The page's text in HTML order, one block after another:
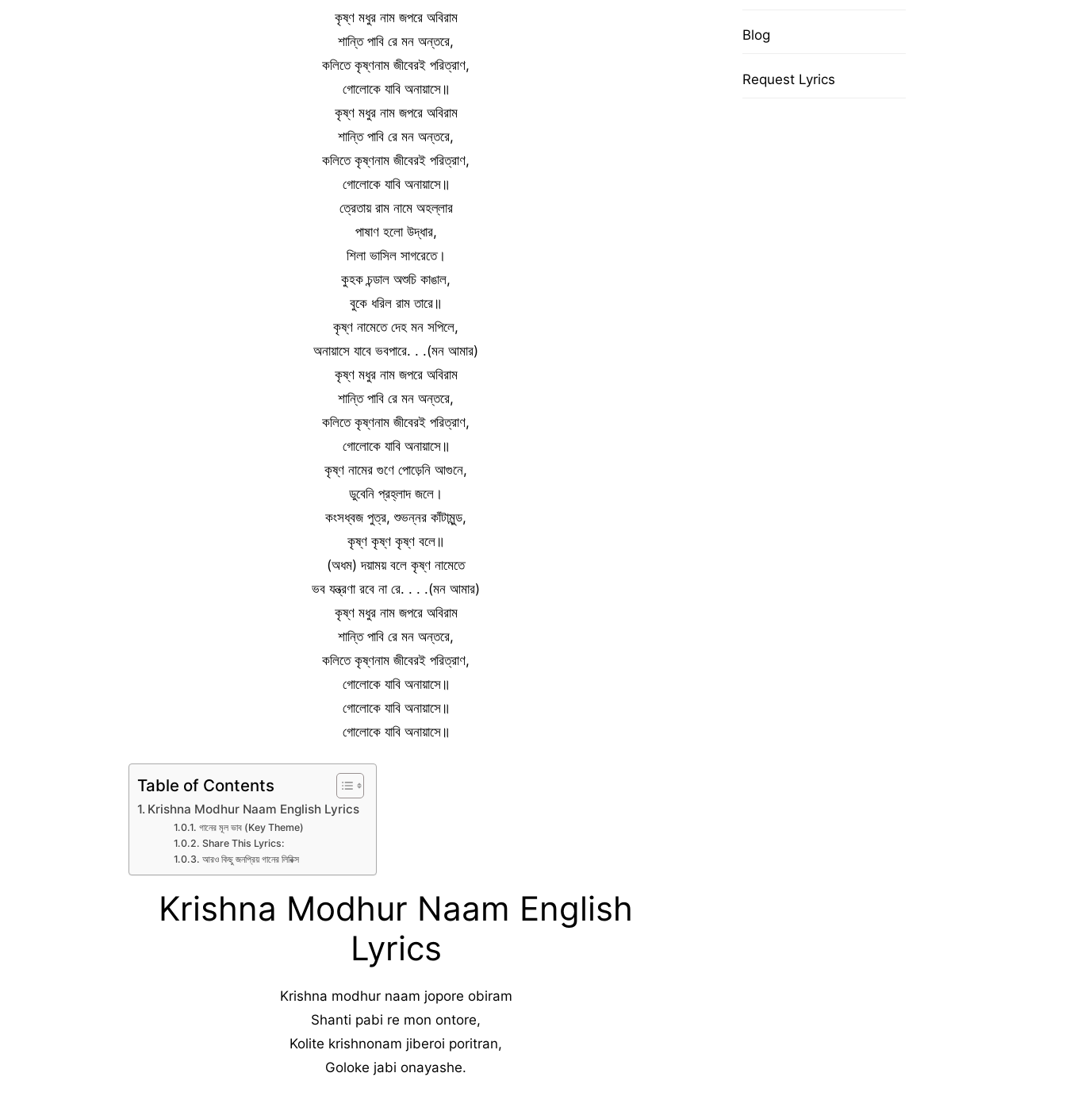
কৃষ্ণ মধুর নাম জপরে অবিরাম
শান্তি পাবি রে মন অন্তরে,
কলিতে কৃষ্ণনাম জীবেরই পরিত্রাণ,
গোলোকে যাবি অনায়াসে॥
কৃষ্ণ মধুর নাম জপরে অবিরাম
শান্তি পাবি রে মন অন্তরে,
কলিতে কৃষ্ণনাম জীবেরই পরিত্রাণ,
গোলোকে যাবি অনায়াসে॥
ত্রেতায় রাম নামে অহল্লার
পাষাণ হলো উদ্ধার,
শিলা ভাসিল সাগরেতে।
কুহক চন্ডাল অশুচি কাঙাল,
বুকে ধরিল রাম তারে॥
কৃষ্ণ নামেতে দেহ মন সপিলে,
অনায়াসে যাবে ভবপারে. . .(মন আমার)
কৃষ্ণ মধুর নাম জপরে অবিরাম
শান্তি পাবি রে মন অন্তরে,
কলিতে কৃষ্ণনাম জীবেরই পরিত্রাণ,
গোলোকে যাবি অনায়াসে॥
কৃষ্ণ নামের গুণে পোড়েনি আগুনে,
ডুবেনি প্রহ্লাদ জলে।
কংসধ্বজ পুত্র, শুভন্নর কাঁটামুন্ড,
কৃষ্ণ কৃষ্ণ কৃষ্ণ বলে॥
(অধম) দয়াময় বলে কৃষ্ণ নামেতে
ভব যন্ত্রণা রবে না রে. . . .(মন আমার)
কৃষ্ণ মধুর নাম জপরে অবিরাম
শান্তি পাবি রে মন অন্তরে,
কলিতে কৃষ্ণনাম জীবেরই পরিত্রাণ,
গোলোকে যাবি অনায়াসে॥
গোলোকে যাবি অনায়াসে॥
গোলোকে যাবি অনায়াসে॥
Table of Contents
Krishna Modhur Naam English Lyrics
গানের মূল ভাব (Key Theme)
Share This Lyrics:
আরও কিছু জনপ্রিয় গানের লিরিক্স
Krishna Modhur Naam English
Lyrics
Krishna modhur naam jopore obiram
Shanti pabi re mon ontore,
Kolite krishnonam jiberoi poritran,
Goloke jabi onayashe.
Blog
Request Lyrics